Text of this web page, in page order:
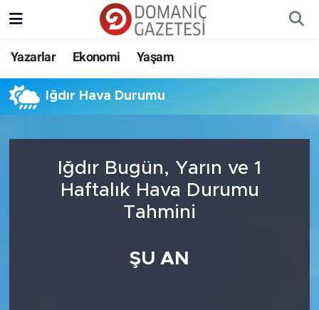
Yazarlar Ekonomi Yaşam
Iğdır Hava Durumu
Iğdır Bugün, Yarın ve 1
Haftalık Hava Durumu
Tahmini
ŞU AN